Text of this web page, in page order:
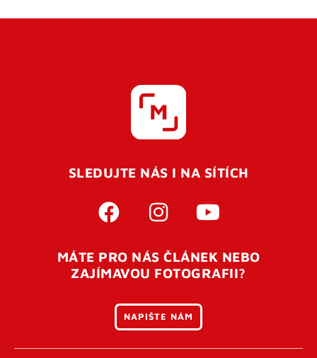
Pro úspěšné dokončení registrace je potřeba
vaší e-mailovouadresu. Po úspěšném odeslání
otevření tohoto odkazu se váš účet ověří a můžete se
přihlásit. Nezapomeňte zkontrolovat složku SPAM ve
SLEDUJTE NÁS I NA SÍTÍCH
MÁTE PRO NÁS ČLÁNEK NEBO
ZAJÍMAVOU FOTOGRAFII?
NAPIŠTE NÁM